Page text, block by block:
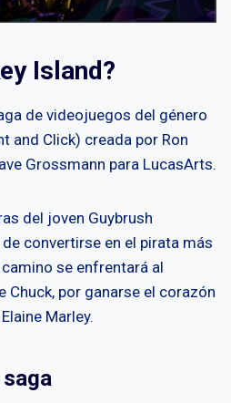
Island?
de videojuegos del género
and Click) creada por Ron
Grossmann para LucasArts.
del joven Guybrush
convertirse en el pirata más
se enfrentará al
Chuck, por ganarse el corazón
Marley.